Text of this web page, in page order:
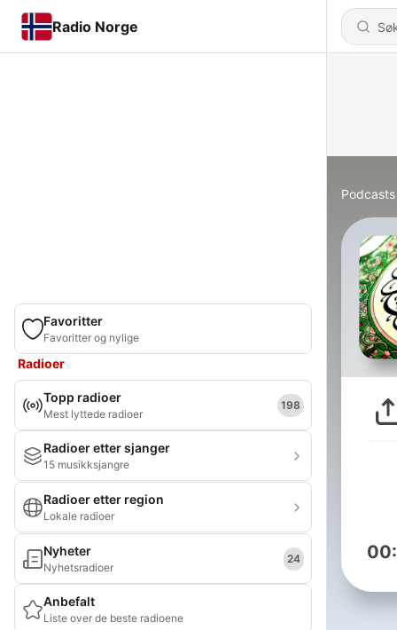
Radio Norge
Favoritter
Favoritter og nylige
Radioer
Topp radioer
Mest lyttede radioer
198
Radioer etter sjanger
15 musikksjangre
Radioer etter region
Lokale radioer
Nyheter
Nyhetsradioer
24
Anbefalt
Liste over de beste radioene
Podcasts